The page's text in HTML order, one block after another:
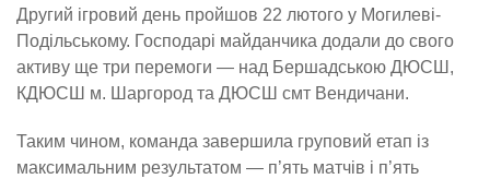
Другий ігровий день пройшов 22 лютого у Могилеві-
Подільському. Господарі майданчика додали до свого
активу ще три перемоги — над Бершадською ДЮСШ,
КДЮСШ м. Шаргород та ДЮСШ смт Вендичани.
Таким чином, команда завершила груповий етап із
максимальним результатом — п’ять матчів і п’ять